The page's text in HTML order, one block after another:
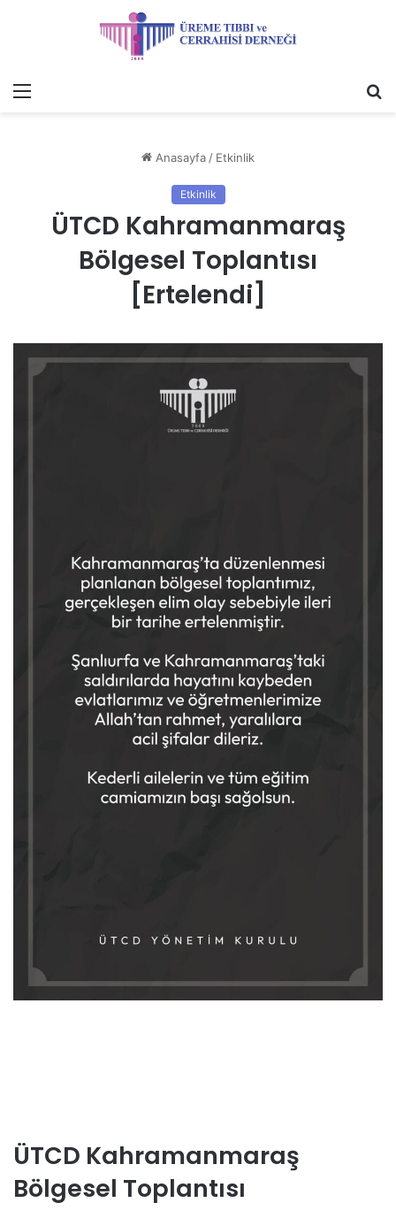
Menü
Anasayfa/ Etkinlik
Etkinlik
ÜTCD Kahramanmaraş
Bölgesel Toplantısı
[Ertelendi]
ÜTCD Kahramanmaraş
Bölgesel Toplantısı